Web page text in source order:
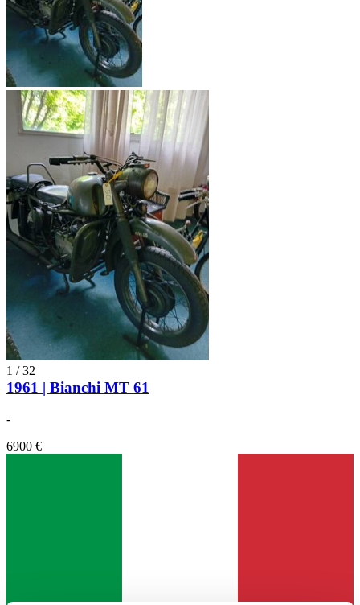
1 /32
1961 | Bianchi MT 61
-
6900 €